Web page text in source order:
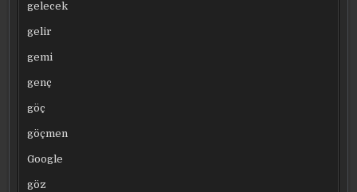
gelecek
gelir
gemi
genç
göç
göçmen
Google
göz